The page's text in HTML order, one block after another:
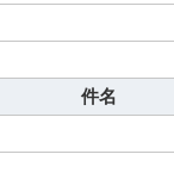
件名